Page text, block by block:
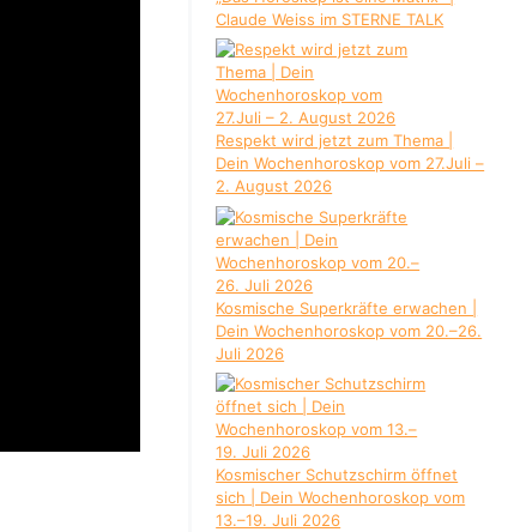
Claude Weiss im STERNE TALK
Respekt wird jetzt zum Thema |
Dein Wochenhoroskop vom 27.Juli –
2. August 2026
Kosmische Superkräfte erwachen |
Dein Wochenhoroskop vom 20.–26.
Juli 2026
Kosmischer Schutzschirm öffnet
sich | Dein Wochenhoroskop vom
13.–19. Juli 2026